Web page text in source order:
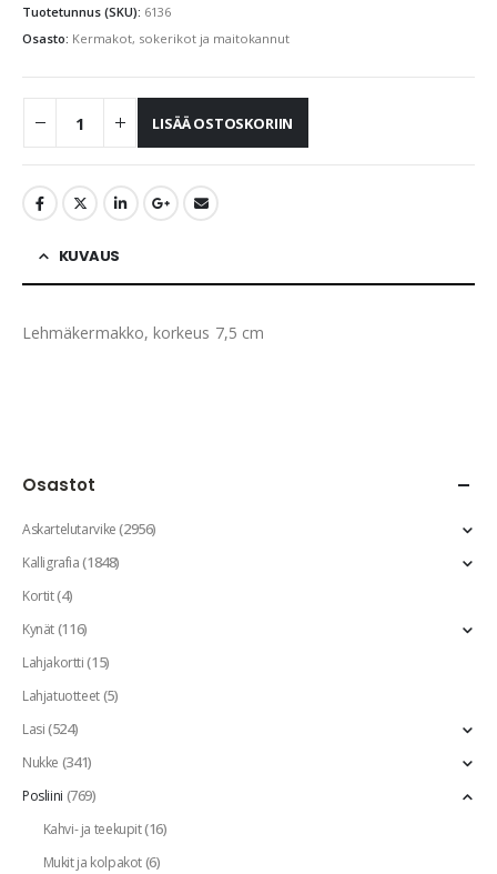
Tuotetunnus (SKU): 6136
Osasto: Kermakot, sokerikot ja maitokannut
LISÄÄ OSTOSKORIIN
KUVAUS
Lehmäkermakko, korkeus 7,5 cm
Osastot
Askartelutarvike(2956)
Kalligrafia(1848)
Kortit(4)
Kynät(116)
Lahjakortti(15)
Lahjatuotteet(5)
Lasi(524)
Nukke (341)
Posliini (769)
Kahvi- ja teekupit(16)
Mukit ja kolpakot(6)